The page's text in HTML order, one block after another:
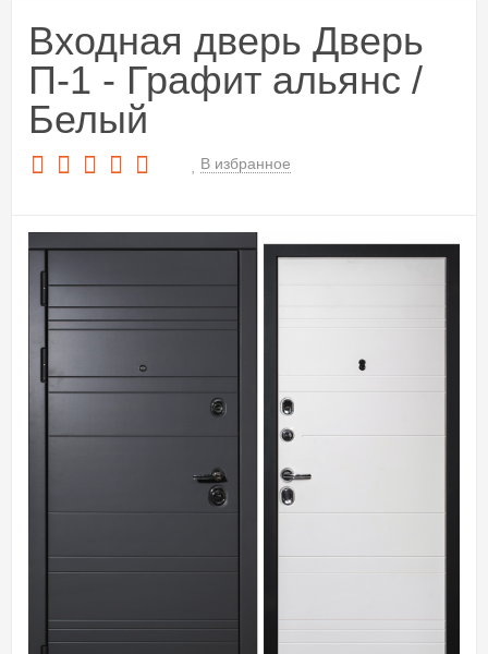
Входная дверь Дверь
П-1 - Графит альянс /
Белый
В избранное